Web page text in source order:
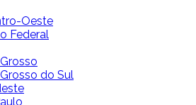
Oeste
Federal
do Sul